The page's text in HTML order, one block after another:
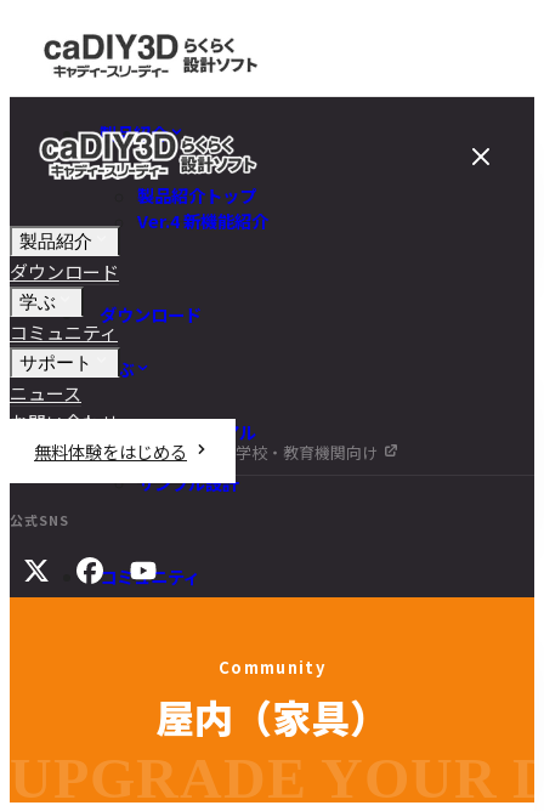
製品紹介
製品紹介トップ
Ver.4 新機能紹介
ダウンロード
学ぶ
チュートリアル
DIY講座
サンプル設計
コミュニティ
よくある質問
マニュアル
旧バージョンダウンロード
製品紹介
ダウンロード
学ぶ
コミュニティ
サポート
ニュース
お問い合わせ
無料体験をはじめる
学校・教育機関向け
公式SNS
Co mmu nity
屋内 （家具）
UPGRADE YOUR